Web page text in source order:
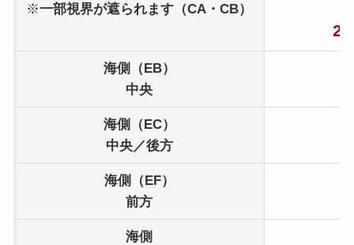
※一部視界が遮られます（CA・CB）
海側（EB）
中央
海側（EC）
中央／後方
海側（EF）
前方
海側